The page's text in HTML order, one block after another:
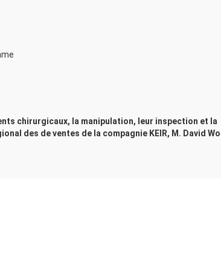
chirurgicaux, la manipulation, leur inspection et la
des de ventes de la compagnie KEIR, M. David